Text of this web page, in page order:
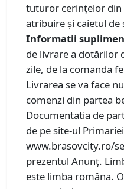
tuturor cerințelor din
atribuire și caietul de
Informatii
de livrare a dotărilor
zile, de la comanda
Livrarea se va face
comenzi din partea
Documentatia de
de pe site-ul
www.brasovcity.ro/
prezentul Anunț.
este limba româna.